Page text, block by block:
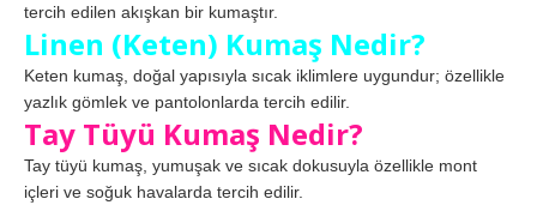
tercih edilen akışkan bir kumaştır.
Linen (Keten) Kumaş Nedir?
Keten kumaş, doğal yapısıyla sıcak iklimlere uygundur; özellikle
yazlık gömlek ve pantolonlarda tercih edilir.
Tay Tüyü Kumaş Nedir?
Tay tüyü kumaş, yumuşak ve sıcak dokusuyla özellikle mont
içleri ve soğuk havalarda tercih edilir.